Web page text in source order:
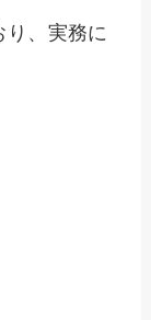
り、実務に